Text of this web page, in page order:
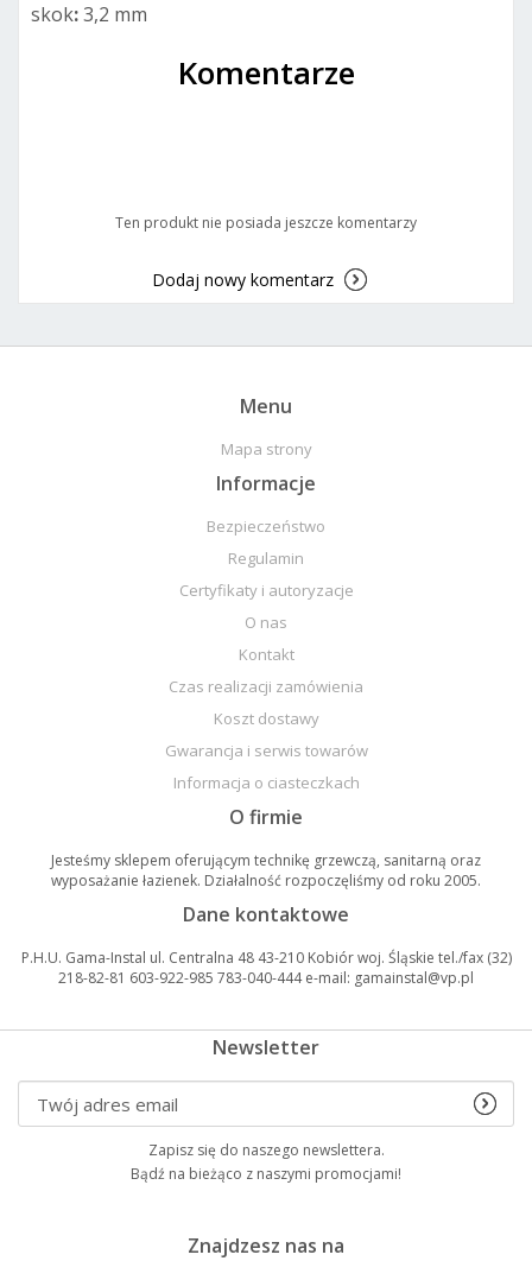
skok:3,2 mm
Komentarze
Ten produkt nie posiada jeszcze komentarzy
Dodaj nowy komentarz
Menu
Mapa strony
Informacje
Bezpieczeństwo
Regulamin
Certyfikaty i autoryzacje
O nas
Kontakt
Czas realizacji zamówienia
Koszt dostawy
Gwarancja i serwis towarów
Informacja o ciasteczkach
O firmie
Jesteśmy sklepem oferującym technikę grzewczą, sanitarną oraz
wyposażanie łazienek. Działalność rozpoczęliśmy od roku 2005.
Dane kontaktowe
P.H.U. Gama-Instal ul. Centralna 48 43-210 Kobiór woj. Śląskie tel./fax (32)
218-82-81 603-922-985 783-040-444 e-mail: gamainstal@vp.pl
Newsletter
Zapisz się do naszego newslettera.
Bądź na bieżąco z naszymi promocjami!
Znajdzesz nas na